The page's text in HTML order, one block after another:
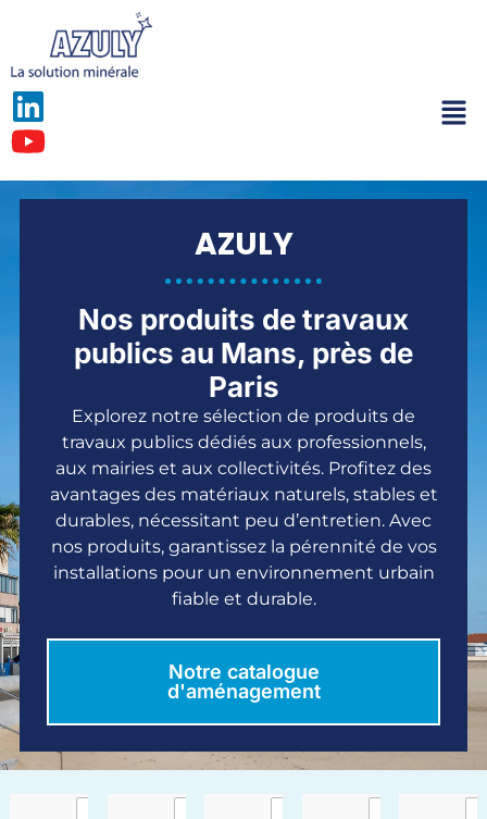
AZULY
Nos produits de travaux
publics au Mans, près de
Paris
Explorez notre sélection de produits de
travaux publics dédiés aux professionnels,
aux mairies et aux collectivités. Profitez des
avantages des matériaux naturels, stables et
durables, nécessitant peu d’entretien. Avec
nos produits, garantissez la pérennité de vos
installations pour un environnement urbain
fiable et durable.
Notre catalogue
d'aménagement